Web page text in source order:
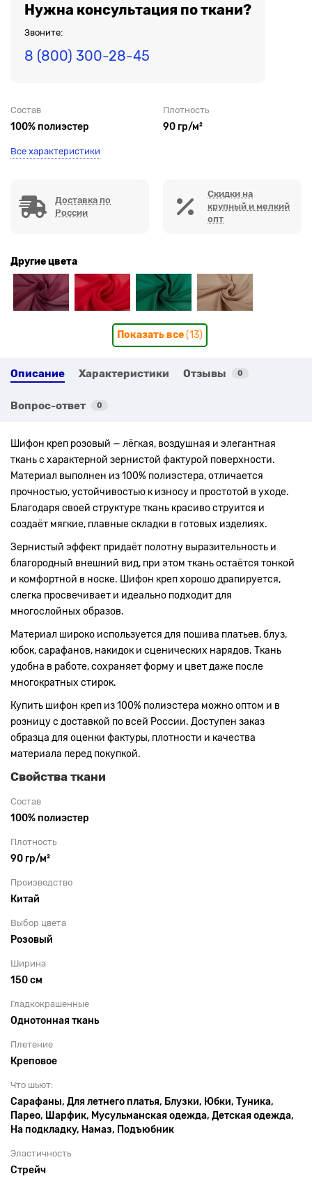
Нужна консультация по ткани?
Звоните:
8 (800) 300-28-45
Состав
100% полиэстер
Плотность
90 гр/м²
Все характеристики
Доставка по
России
Скидки на
крупный и мелкий
опт
Другие цвета
Показать все(13)
Описание Характеристики Отзывы 0
Вопрос-ответ 0
Шифон креп розовый — лёгкая, воздушная и элегантная
ткань с характерной зернистой фактурой поверхности.
Материал выполнен из 100% полиэстера, отличается
прочностью, устойчивостью к износу и простотой в уходе.
Благодаря своей структуре ткань красиво струится и
создаёт мягкие, плавные складки в готовых изделиях.
Зернистый эффект придаёт полотну выразительность и
благородный внешний вид, при этом ткань остаётся тонкой
и комфортной в носке. Шифон креп хорошо драпируется,
слегка просвечивает и идеально подходит для
многослойных образов.
Материал широко используется для пошива платьев, блуз,
юбок, сарафанов, накидок и сценических нарядов. Ткань
удобна в работе, сохраняет форму и цвет даже после
многократных стирок.
Купить шифон креп из 100% полиэстера можно оптом и в
розницу с доставкой по всей России. Доступен заказ
образца для оценки фактуры, плотности и качества
материала перед покупкой.
Свойства ткани
Состав
100% полиэстер
Плотность
90 гр/м²
Производство
Китай
Выбор цвета
Розовый
Ширина
150 см
Гладкокрашенные
Однотонная ткань
Плетение
Креповое
Что шьют:
Сарафаны, Для летнего платья, Блузки, Юбки, Туника,
Парео, Шарфик, Мусульманская одежда, Детская одежда,
На подкладку, Намаз, Подъюбник
Эластичность
Стрейч